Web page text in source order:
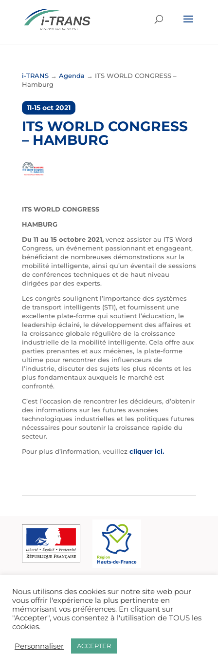
i-TRANS→ Agenda → ITS WORLD CONGRESS –
Hamburg
11-15 oct 2021
ITS WORLD CONGRESS
– HAMBURG
ITS WORLD CONGRESS
HAMBURG
Du 11 au 15 octobre 2021,venez assister au ITS Word
Congress, un événement passionnant et engageant,
bénéficiant de nombreuses démonstrations sur la
mobilité intelligente, ainsi qu’un éventail de sessions
de conférences techniques et de haut niveau
dirigées par des experts.
Les congrès soulignent l’importance des systèmes
de transport intelligents (STI), et fournissent une
excellente plate-forme qui soutient l’éducation, le
leadership éclairé, le développement des affaires et
la croissance globale régulière de la croissance
industrielle de la mobilité intelligente. Cela offre aux
parties prenantes et aux mécènes, la plate-forme
ultime pour rencontrer des influenceurs de
l’industrie, discuter des sujets les plus récents et les
plus fondamentaux auxquels le marché est
confronté.
C’est l’occasion de rencontrer les décideurs, d’obtenir
des informations sur les futures avancées
technologiques industrielles et les politiques futures
nécessaires pour soutenir la croissance rapide du
secteur.
Pour plus d’information, veuillez cliquer ici.
Nous utilisons des cookies sur notre site web pour
vous offrir l'expérience la plus pertinente en
mémorisant vos préférences. En cliquant sur
"Accepter", vous consentez à l'utilisation de TOUS les
cookies.
Personnaliser ACCEPTER